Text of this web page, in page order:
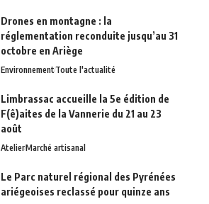
Drones en montagne : la
réglementation reconduite jusqu’au 31
octobre en Ariège
EnvironnementToute l'actualité
Limbrassac accueille la 5e édition de
F(ê)aites de la Vannerie du 21 au 23
août
AtelierMarché artisanal
Le Parc naturel régional des Pyrénées
ariégeoises reclassé pour quinze ans